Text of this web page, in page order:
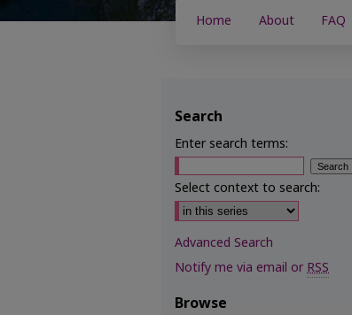
Home About FAQ
Search
Enter search terms:
Select context to search:
Advanced Search
Notify me via email orRSS
Browse